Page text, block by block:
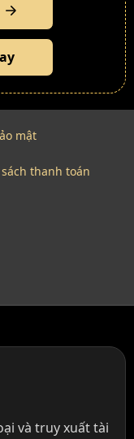
mật
thanh toán
và truy xuất tài